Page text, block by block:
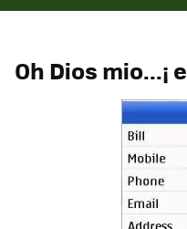
Oh Dios mio...¡